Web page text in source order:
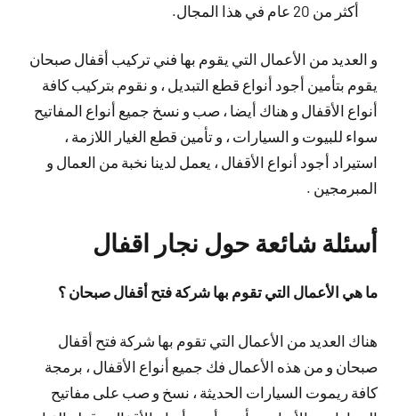
أكثر من 20 عام في هذا المجال.
و العديد من الأعمال التي يقوم بها فني تركيب أقفال صبحان
يقوم بتأمين أجود أنواع قطع التبديل ، و نقوم بتركيب كافة
أنواع الأقفال و هناك أيضا ، صب و نسخ جميع أنواع المفاتيح
سواء للبيوت و السيارات ، و تأمين قطع الغيار اللازمة ،
استيراد أجود أنواع الأقفال ، يعمل لدينا نخبة من العمال و
المبرمجين .
أسئلة شائعة حول نجار اقفال
ما هي الأعمال التي تقوم بها شركة فتح أقفال صبحان ؟
هناك العديد من الأعمال التي تقوم بها شركة فتح أقفال
صبحان و من هذه الأعمال فك جميع أنواع الأقفال ، برمجة
كافة ريموت السيارات الحديثة ، نسخ و صب على مفاتيح